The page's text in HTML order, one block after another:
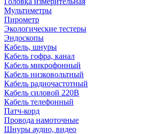
Мультиметры
Пирометр
Экологические тестеры
Эндоскопы
Кабель, шнуры
Кабель гофра, канал
Кабель микрофонный
Кабель низковольтный
Кабель радиочастотный
Кабель силовой 220В
Кабель телефонный
Патч-корд
Провода намоточные
Шнуры аудио, видео